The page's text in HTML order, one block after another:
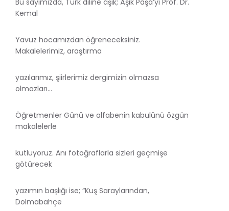
Kemal
Yavuz hocamızdan öğreneceksiniz.
Makalelerimiz, araştırma
yazılarımız, şiirlerimiz dergimizin olmazsa
olmazları…
Öğretmenler Günü ve alfabenin kabulünü özgün
makalelerle
kutluyoruz. Anı fotoğraflarla sizleri geçmişe
götürecek
yazımın başlığı ise; “Kuş Saraylarından,
Dolmabahçe